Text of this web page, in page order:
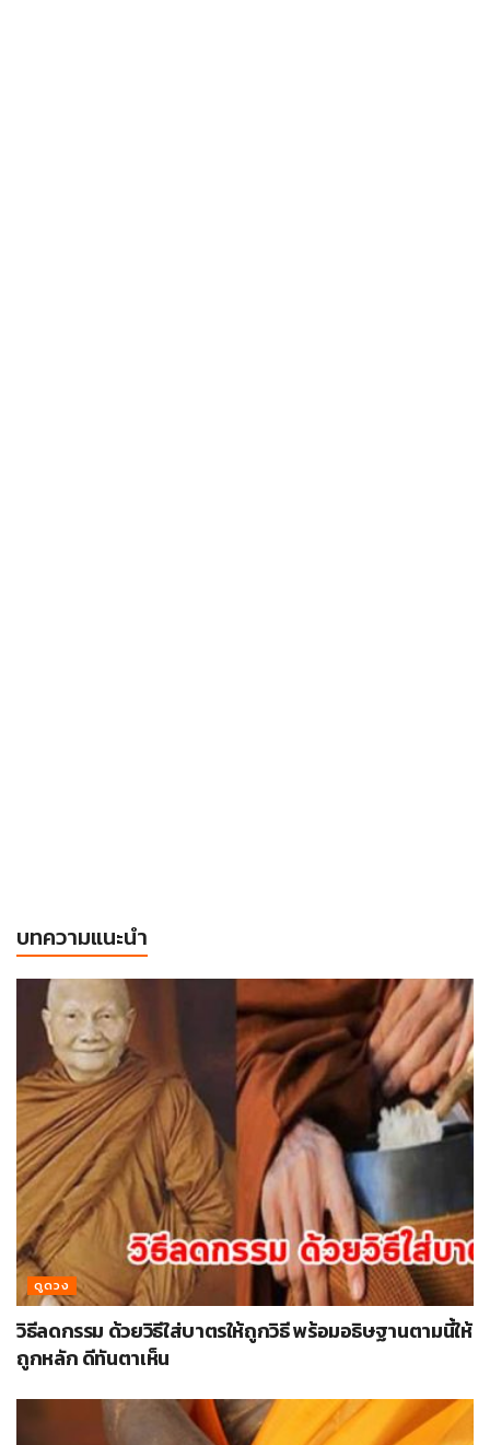
บทความแนะนำ
ดูดวง
วิธีลดกรรม ด้วยวิธีใส่บาตรให้ถูกวิธี พร้อมอธิษฐานตามนี้ให้
ถูกหลัก ดีทันตาเห็น